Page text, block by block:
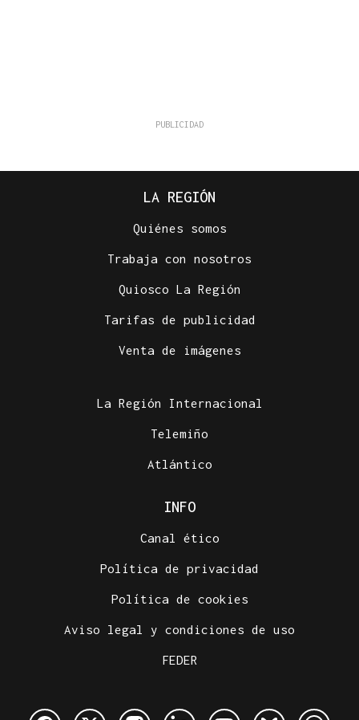
LA REGIÓN
Quiénes somos
Trabaja con nosotros
Quiosco La Región
Tarifas de publicidad
Venta de imágenes
La Región Internacional
Telemiño
Atlántico
INFO
Canal ético
Política de privacidad
Política de cookies
Aviso legal y condiciones de uso
FEDER